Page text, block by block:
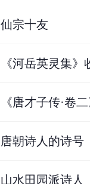
仙宗十友
《河岳英灵集
《唐才子传·卷
唐朝诗人的诗号
山水田园派诗人